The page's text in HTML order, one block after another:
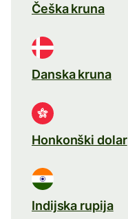
Češka kruna
Danska kruna
Honkonški dolar
Indijska rupija